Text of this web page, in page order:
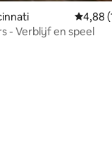
4,88
- Verblijf en speel